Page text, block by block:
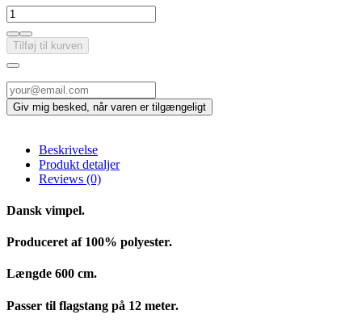
Tilføj til kurven
Beskrivelse
Produkt detaljer
Reviews (0)
Dansk vimpel.
Produceret af 100% polyester.
Længde 600 cm.
Passer til flagstang på 12 meter.